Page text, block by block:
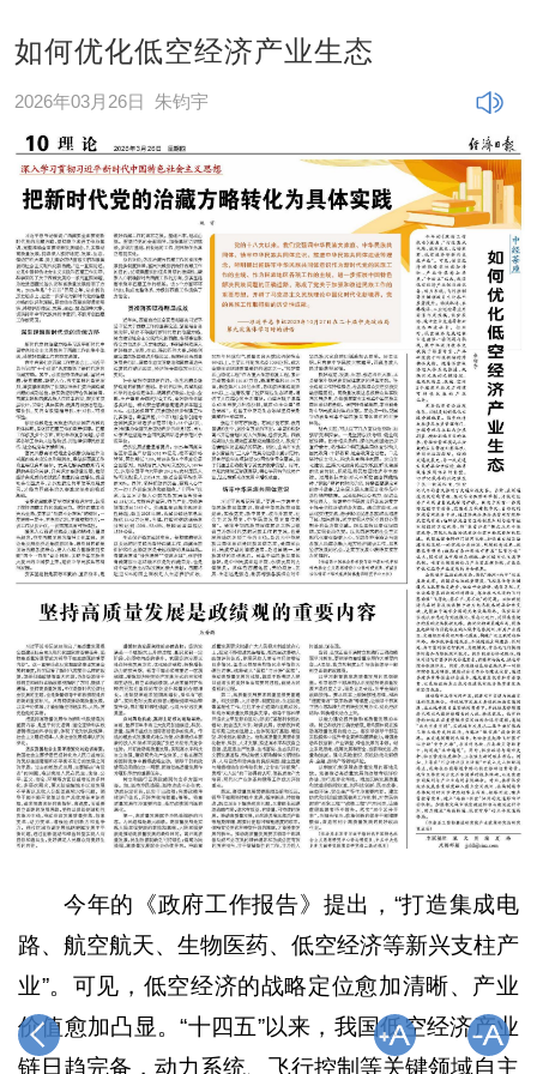
如何优化低空经济产业生态
2026年03月26日 朱钧宇
今年的《政府工作报告》提出，“打造集成电
路、航空航天、生物医药、低空经济等新兴支柱产
业”。可见，低空经济的战略定位愈加清晰、产业
价值愈加凸显。“十四五”以来，我国低空经济产业
链日趋完备，动力系统、飞行控制等关键领域自主